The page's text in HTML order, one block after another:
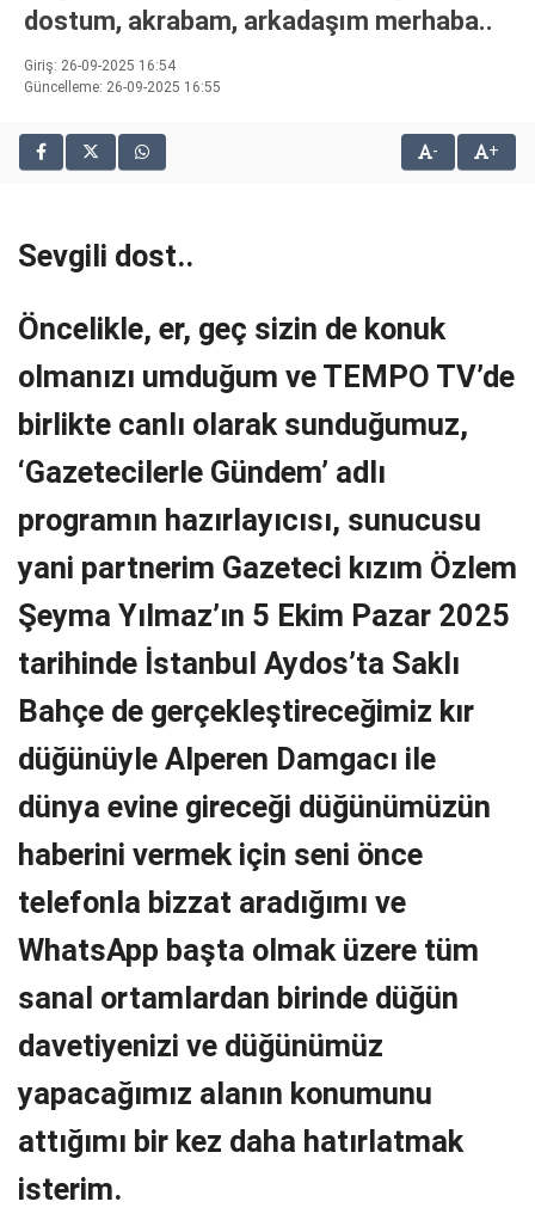
bonusu
siteler
2025
bonusu
veren
giriş
dostum, akrabam, arkadaşım merhaba..
Giriş: 26-09-2025 16:54
Güncelleme: 26-09-2025 16:55
- +
Sevgili dost..
Öncelikle, er, geç sizin de konuk
olmanızı umduğum ve TEMPO TV’de
birlikte canlı olarak sunduğumuz,
‘Gazetecilerle Gündem’ adlı
programın hazırlayıcısı, sunucusu
yani partnerim Gazeteci kızım Özlem
Şeyma Yılmaz’ın 5 Ekim Pazar 2025
tarihinde İstanbul Aydos’ta Saklı
Bahçe de gerçekleştireceğimiz kır
düğünüyle Alperen Damgacı ile
dünya evine gireceği düğünümüzün
haberini vermek için seni önce
telefonla bizzat aradığımı ve
WhatsApp başta olmak üzere tüm
sanal ortamlardan birinde düğün
davetiyenizi ve düğünümüz
yapacağımız alanın konumunu
attığımı bir kez daha hatırlatmak
isterim.